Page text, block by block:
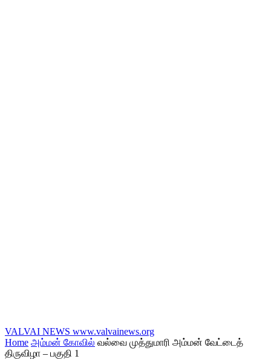
VALVAI NEWS www.valvainews.org
Home அம்மன் கோவில் வல்வை முத்துமாரி அம்மன் வேட்டைத்
திருவிழா – பகுதி 1